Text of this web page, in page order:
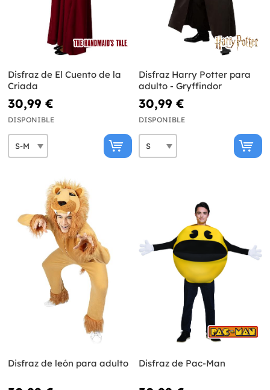
Disfraz de El Cuento de la
Criada
30,99 €
DISPONIBLE
Disfraz Harry Potter para
adulto - Gryffindor
30,99 €
DISPONIBLE
Disfraz de león para adulto Disfraz de Pac-Man